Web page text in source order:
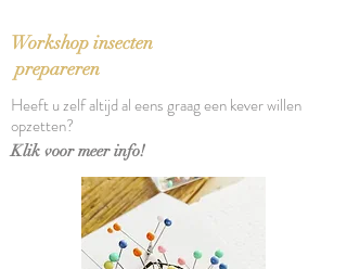
stofomslag
Verschijningsdatum: 2007
Aantal pagina's: 271
Workshop insecten
prepareren
Heeft u zelf altijd al eens graag een kever willen
opzetten?
Klik voor meer info!